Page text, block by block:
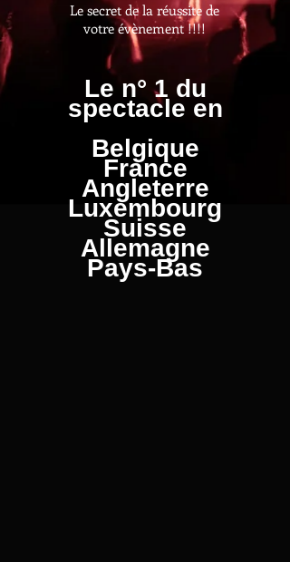
Le secret de la réussite de
votre évènement !!!!
Le n° 1 du
spectacle en
Belgique
France
Angleterre
Luxembourg
Suisse
Allemagne
Pays-Bas